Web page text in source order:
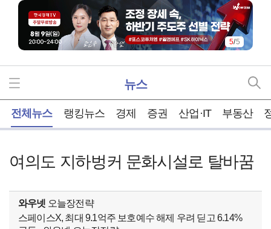
5/5
뉴스
전체뉴스 랭킹뉴스 경제 증권 산업·IT 부동산
여의도 지하벙커 문화시설로 탈바꿈
와우넷 오늘장전략
스페이스X, 최대 9.1억주 보호예수 해제 우려 딛고 6.14%